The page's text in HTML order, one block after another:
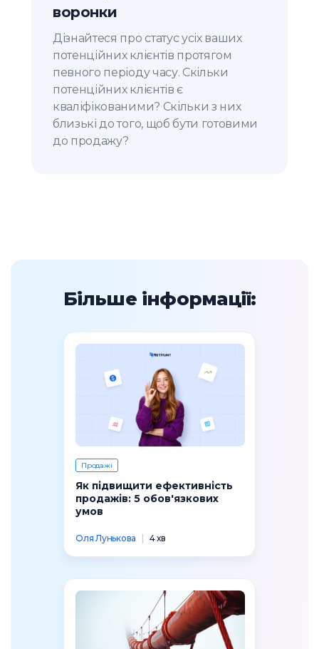
воронки
Дізнайтеся про статус усіх ваших
потенційних клієнтів протягом
певного періоду часу. Скільки
потенційних клієнтів є
кваліфікованими? Скільки з них
близькі до того, щоб бути готовими
до продажу?
Більше інформації:
Продажі
Як підвищити ефективність
продажів: 5 обов'язкових
умов
Оля Лунькова 4 хв